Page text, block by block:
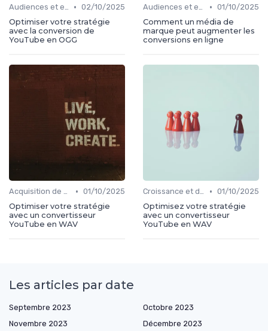
Audiences et engagement • 02/10/2025
Optimiser votre stratégie
avec la conversion de
YouTube en OGG
Audiences et engagement • 01/10/2025
Comment un média de
marque peut augmenter les
conversions en ligne
Acquisition de médias • 01/10/2025
Optimiser votre stratégie
avec un convertisseur
YouTube en WAV
Croissance et développement • 01/10/2025
Optimisez votre stratégie
avec un convertisseur
YouTube en WAV
Les articles par date
Septembre 2023
Octobre 2023
Novembre 2023
Décembre 2023